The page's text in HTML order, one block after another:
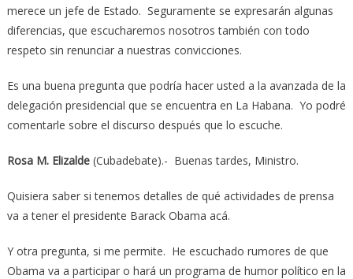
merece un jefe de Estado. Seguramente se expresarán algunas
diferencias, que escucharemos nosotros también con todo
respeto sin renunciar a nuestras convicciones.
Es una buena pregunta que podría hacer usted a la avanzada de la
delegación presidencial que se encuentra en La Habana. Yo podré
comentarle sobre el discurso después que lo escuche.
Rosa M. Elizalde(Cubadebate).- Buenas tardes, Ministro.
Quisiera saber si tenemos detalles de qué actividades de prensa
va a tener el presidente Barack Obama acá.
Y otra pregunta, si me permite. He escuchado rumores de que
Obama va a participar o hará un programa de humor político en la